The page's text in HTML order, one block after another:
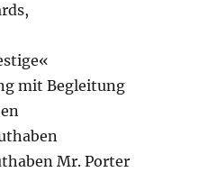
mit Begleitung
Mr. Porter